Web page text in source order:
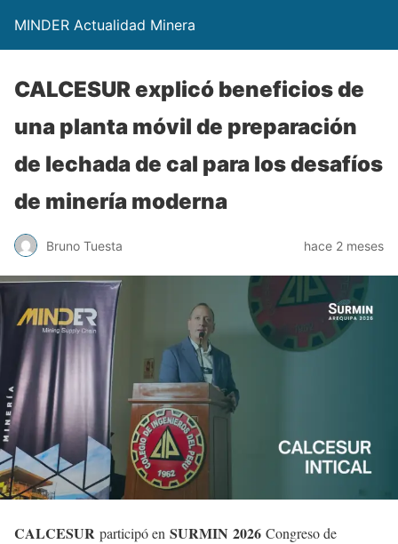
MINDER Actualidad Minera
CALCESUR explicó beneficios de
una planta móvil de preparación
de lechada de cal para los desafíos
de minería moderna
Bruno Tuesta hace 2 meses
CALCESUR participó en SURMIN 2026 Congreso de